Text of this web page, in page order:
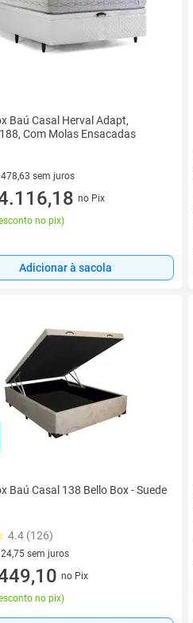
Baú Casal Herval Adapt,
Com Molas Ensacadas
478,63 sem juros
478,63 sem jurosno Pix
no pix)
Adicionar à sacola
Baú Casal 138 Bello Box - Suede
4.4 (126)
sem juros
124,75 sem juros
no Pix
no pix)